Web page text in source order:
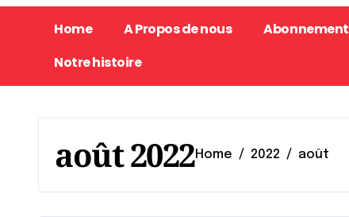
Home A Propos de nous Abonnement
Notre histoire
août 2022Home 2022 août